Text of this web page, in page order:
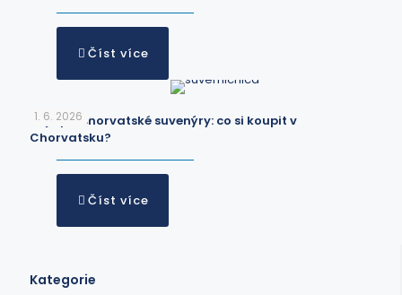
Číst více
1. 6. 2026
Nejlepší chorvatské suvenýry: co si koupit v
Chorvatsku?
Číst více
Kategorie